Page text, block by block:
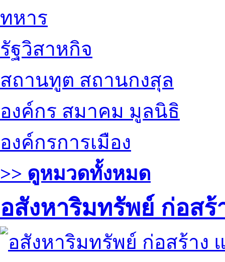
ทหาร
รัฐวิสาหกิจ
สถานทูต สถานกงสุล
องค์กร สมาคม มูลนิธิ
องค์กรการเมือง
>> ดูหมวดทั้งหมด
อสังหาริมทรัพย์ ก่อส